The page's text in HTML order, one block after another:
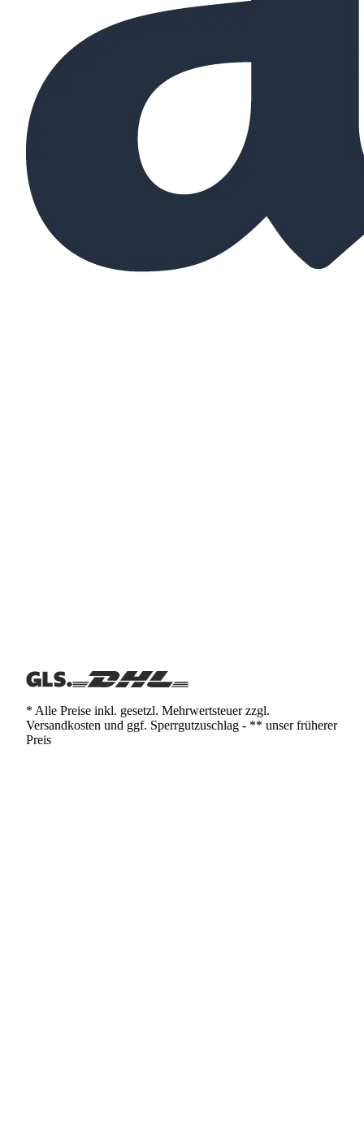
* Alle Preise inkl. gesetzl. Mehrwertsteuer zzgl.
Versandkosten und ggf. Sperrgutzuschlag - ** unser früherer
Preis